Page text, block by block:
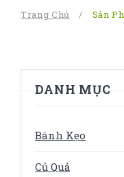
Trang Chủ / Sản
DANH MỤC
Bánh Kẹo
Củ Quả